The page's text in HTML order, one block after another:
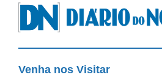
Venha nos Visitar